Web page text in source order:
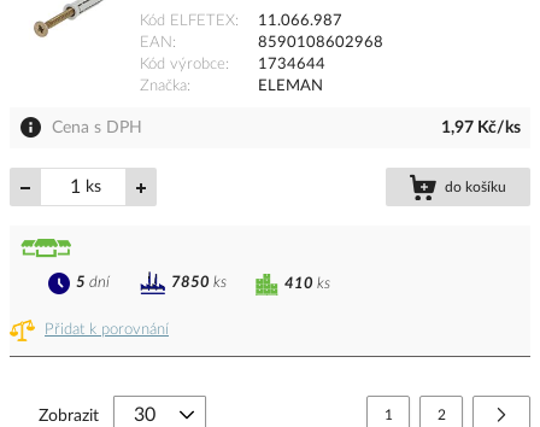
Kód ELFETEX
11.066.987
EAN
8590108602968
Kód výrobce
1734644
Značka
ELEMAN
Cena s DPH 1,97 Kč/ks
ks do košíku
Přidat k porovnání
410 ks
5 dní 7850 ks
Stránka
Právě si prohlížíte
1 Stránka
2
Zobrazit